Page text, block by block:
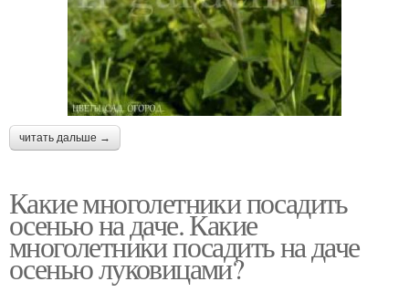
читать дальше →
Какие многолетники посадить
осенью на даче. Какие
многолетники посадить на даче
осенью луковицами?